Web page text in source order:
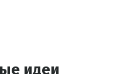
идеи